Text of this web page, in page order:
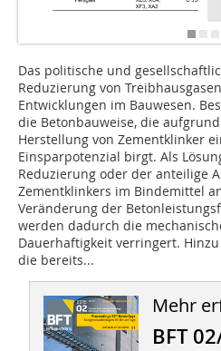
Das politische und
Reduzierung von
Entwicklungen im Bauwesen.
die Betonbauweise, die
Herstellung von Zementklinker
Einsparpotenzial birgt. Als
Reduzierung oder der anteilige
Zementklinkers im Bindemittel
Veränderung der
werden dadurch die
Dauerhaftigkeit verringert.
die bereits...
Mehr
BFT